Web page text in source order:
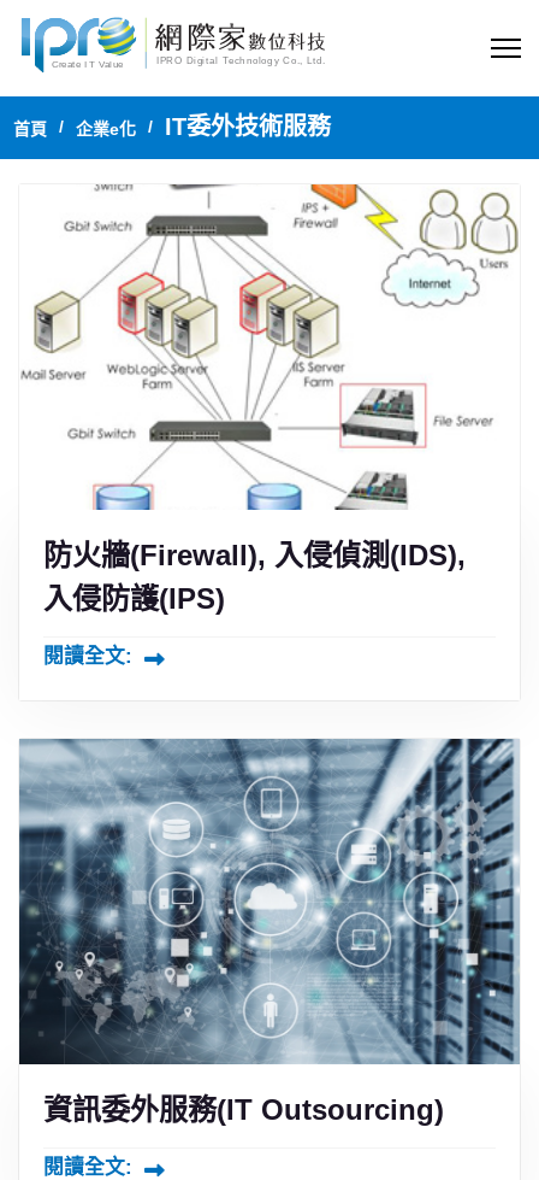
首頁 企業e化 IT委外技術服務
防火牆(Firewall), 入侵偵測(IDS),
入侵防護(IPS)
閱讀全文:
資訊委外服務(IT Outsourcing)
閱讀全文: